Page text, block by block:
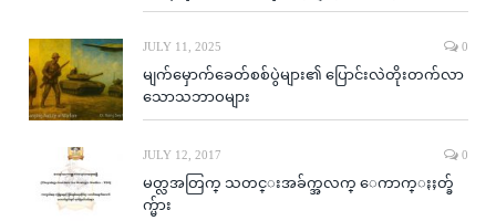
JULY 11, 2025 0
မျက်မှောက်ခေတ်စစ်ပွဲများ၏ ပြောင်းလဲတိုးတက်လာ
သောသဘာဝများ
JULY 12, 2017 0
မတ္လအတြက္ သတင္းအခ်က္အလက္ ေကာက္ႏႈတ္ခ်
က္မ်ား